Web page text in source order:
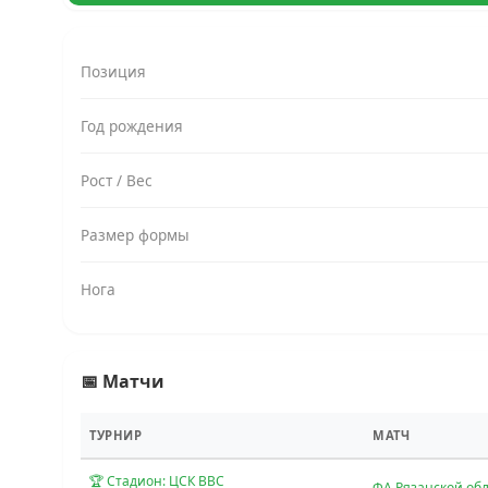
Позиция
Год рождения
Рост / Вес
Размер формы
Нога
📅 Матчи
ТУРНИР МАТЧ
🏆 Стадион: ЦСК ВВС